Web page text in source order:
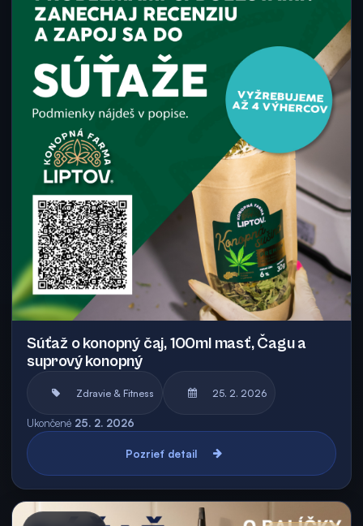
Súťaž o konopný čaj, 100ml masť, Čagu a
suprový konopný
Zdravie & Fitness 25. 2. 2026
Ukončené 25. 2. 2026
Pozrieť detail